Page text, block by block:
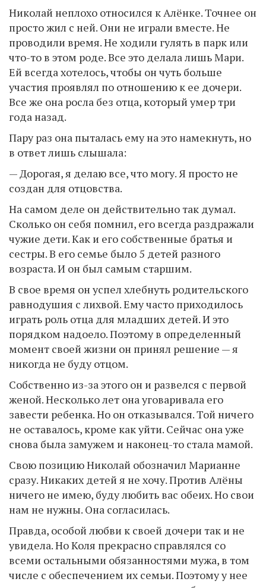
Николай неплохо относился к Алёнке. Точнее он
просто жил с ней. Они не играли вместе. Не
проводили время. Не ходили гулять в парк или
что-то в этом роде. Все это делала лишь Мари.
Ей всегда хотелось, чтобы он чуть больше
участия проявлял по отношению к ее дочери.
Все же она росла без отца, который умер три
года назад.
Пару раз она пыталась ему на это намекнуть, но
в ответ лишь слышала:
— Дорогая, я делаю все, что могу. Я просто не
создан для отцовства.
На самом деле он действительно так думал.
Сколько он себя помнил, его всегда раздражали
чужие дети. Как и его собственные братья и
сестры. В его семье было 5 детей разного
возраста. И он был самым старшим.
В свое время он успел хлебнуть родительского
равнодушия с лихвой. Ему часто приходилось
играть роль отца для младших детей. И это
порядком надоело. Поэтому в определенный
момент своей жизни он принял решение — я
никогда не буду отцом.
Собственно из-за этого он и развелся с первой
женой. Несколько лет она уговаривала его
завести ребенка. Но он отказывался. Той ничего
не оставалось, кроме как уйти. Сейчас она уже
снова была замужем и наконец-то стала мамой.
Свою позицию Николай обозначил Марианне
сразу. Никаких детей я не хочу. Против Алёны
ничего не имею, буду любить вас обеих. Но свои
нам не нужны. Она согласилась.
Правда, особой любви к своей дочери так и не
увидела. Но Коля прекрасно справлялся со
всеми остальными обязанностями мужа, в том
числе с обеспечением их семьи. Поэтому у нее